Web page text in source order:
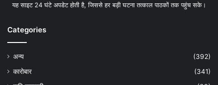
यह साइट 24 घंटे अपडेट होती है, जिससे हर बड़ी घटना तत्काल पाठकों तक पहुंच सके।
Categories
अन्य
(392)
कारोबार
(341)